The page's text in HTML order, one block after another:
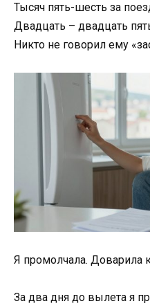
Тысяч пять-шесть за
Двадцать – двадцать
Никто не говорил ему
Я промолчала. Доварила
За два дня до вылета я